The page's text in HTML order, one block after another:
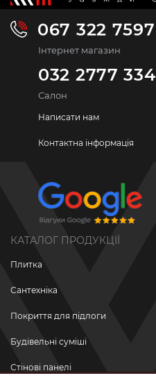
067 322 7597
Інтернет магазин
032 2777 334
Салон
Написати нам
Контактна інформація
КАТАЛОГ ПРОДУКЦІЇ
Плитка
Сантехніка
Покриття для підлоги
Будівельні суміші
Стінові панелі